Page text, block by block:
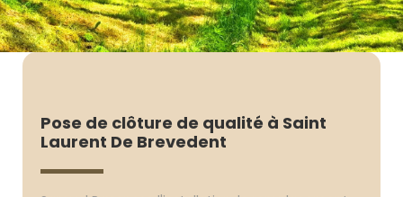
Pose de clôture de qualité à Saint
Laurent De Brevedent